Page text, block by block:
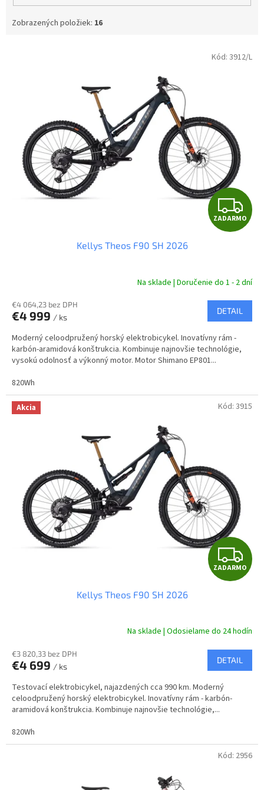
Zobrazených položiek: 16
Z
A
A
R
M
ZADARMO
Kellys Theos F90 SH 2026
Na sklade | Doručenie do 1 - 2 dní
€4 064,23 bez DPH
€4 999 / ks
DETAIL
Moderný celoodpružený horský elektrobicykel. Inovatívny rám -
karbón-aramidová konštrukcia. Kombinuje najnovšie technológie,
vysokú odolnosť a výkonný motor. Motor Shimano EP801...
820Wh
Kód: 3912/L
Akcia
Z
A
A
R
M
ZADARMO
Kellys Theos F90 SH 2026
Na sklade | Odosielame do 24 hodín
€3 820,33 bez DPH
€4 699 / ks
DETAIL
Testovací elektrobicykel, najazdených cca 990 km. Moderný
celoodpružený horský elektrobicykel. Inovatívny rám - karbón-
aramidová konštrukcia. Kombinuje najnovšie technológie,...
820Wh
Kód: 3915
Kód: 2956